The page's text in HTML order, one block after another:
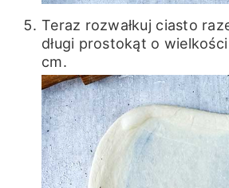
Teraz rozwałkuj ciasto
długi prostokąt o
cm.